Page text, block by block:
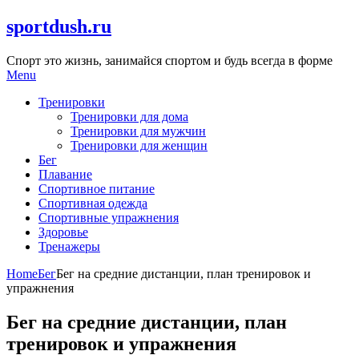
Skip
to
sportdush.ru
Спорт это жизнь, занимайся спортом и будь всегда в форме
Menu
Тренировки
Тренировки для дома
Тренировки для мужчин
Тренировки для женщин
Бег
Плавание
Спортивное питание
Спортивная одежда
Спортивные упражнения
Здоровье
Тренажеры
HomeБегБег на средние дистанции, план тренировок и
упражнения
Бег на средние дистанции, план
тренировок и упражнения